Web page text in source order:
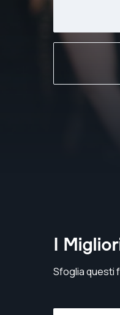
I
Sfoglia questi